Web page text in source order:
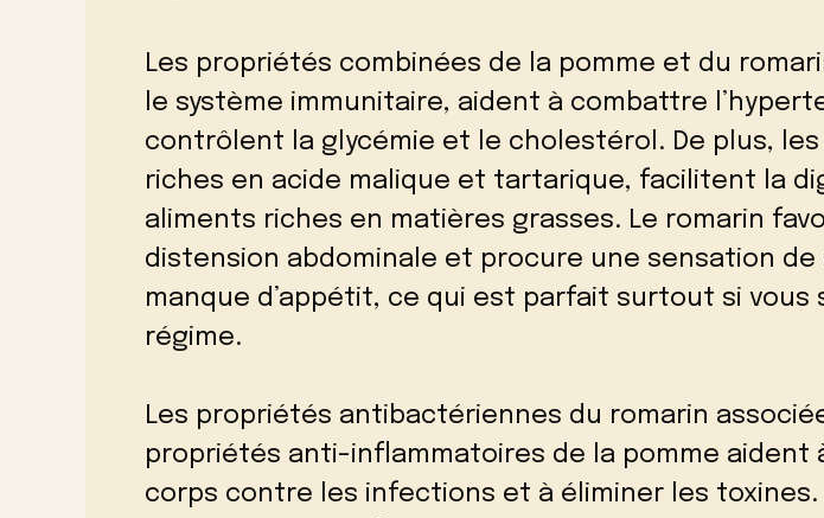
Les propriétés combinées de la pomme et du
le système immunitaire, aident à combattre
contrôlent la glycémie et le cholestérol. De plus, les
riches en acide malique et tartarique, facilitent la
aliments riches en matières grasses. Le romarin
distension abdominale et procure une sensation
manque d’appétit, ce qui est parfait surtout si vous
régime.
Les propriétés antibactériennes du romarin
propriétés anti-inflammatoires de la pomme aident
corps contre les infections et à éliminer les toxines.